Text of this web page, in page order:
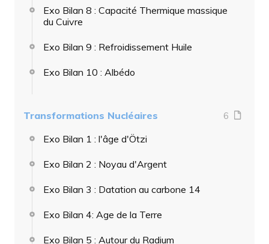
Exo Bilan 8 : Capacité Thermique massique
du Cuivre
Exo Bilan 9 : Refroidissement Huile
Exo Bilan 10 : Albédo
Transformations Nucléaires 6
Exo Bilan 1 : l'âge d'Ötzi
Exo Bilan 2 : Noyau d'Argent
Exo Bilan 3 : Datation au carbone 14
Exo Bilan 4: Age de la Terre
Exo Bilan 5 : Autour du Radium